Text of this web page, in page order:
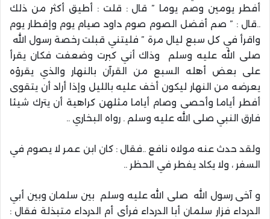
أفطر يومين وصم يوما ” قال : قلت : أطيق أكثر من ذلك
..قال : ” صم أفضل الصوم صوم داود صيام يوم وإفطار يوم
واقرأ في كل سبع ليال مرة ” فليتني قبلت رخصة رسول الله
صلى الله عليه وسلم وذاك أني كبرت وضعفت فكان يقرأ
على بعض أهله السبع من القرآن بالنهار والذي يقرؤه
يعرضه من النهار ليكون أخف عليه بالليل وإذا أراد أن يتقوى
أفطر أياما وأحصى وصام أياما مثلهن كراهية أن يترك شيئا
فارق النبي صلى الله عليه وسلم . رواه البخاري ..
ولقد حدث عنه مولاه نافع ..فقال : كان ابن عمر لا يصوم في
السفر ، ولا يكاد يفطر في الحظر ..
و آخى رسول الله صلى الله عليه وسلم بين سلمان وبين أبي
الدرداء فزار سلمان أبا الدرداء فرأى أم الدرداء متبذلة فقال :